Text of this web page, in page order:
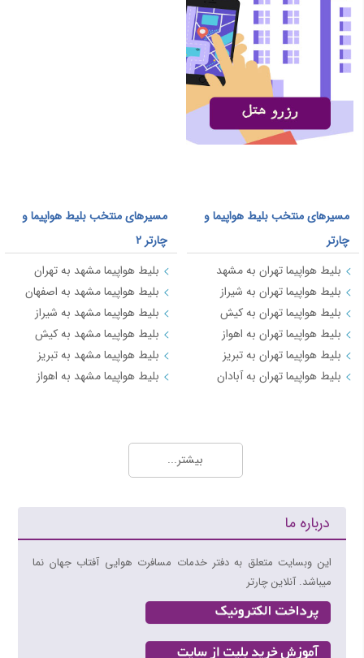
مسیرهای منتخب بلیط هواپیما و
چارتر
بلیط هواپیما تهران به مشهد
بلیط هواپیما تهران به شیراز
بلیط هواپیما تهران به کیش
بلیط هواپیما تهران به اهواز
بلیط هواپیما تهران به تبریز
بلیط هواپیما تهران به آبادان
مسیرهای منتخب بلیط هواپیما و
چارتر 2
بلیط هواپیما مشهد به تهران
بلیط هواپیما مشهد به اصفهان
بلیط هواپیما مشهد به شیراز
بلیط هواپیما مشهد به کیش
بلیط هواپیما مشهد به تبریز
بلیط هواپیما مشهد به اهواز
بلیط هواپیما کیش به تهران
بلیط هواپیما کیش به اصفهان
بلیط هواپیما کیش به اهواز
بلیط هواپیما کیش به بندرعباس
بلیط هواپیما اهواز به تهران
بلیط هواپیما اهواز به مشهد
بیشتر...
درباره ما
این وبسایت متعلق به دفتر خدمات مسافرت هوایی آفتاب جهان نما
میباشد. آنلاین چارتر